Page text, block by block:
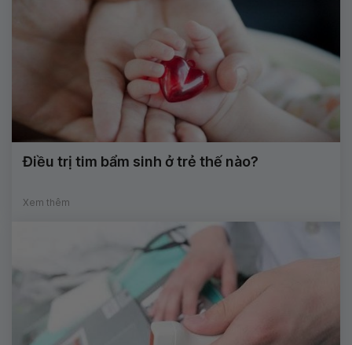
Điều trị tim bẩm sinh ở trẻ thế nào?
Xem thêm